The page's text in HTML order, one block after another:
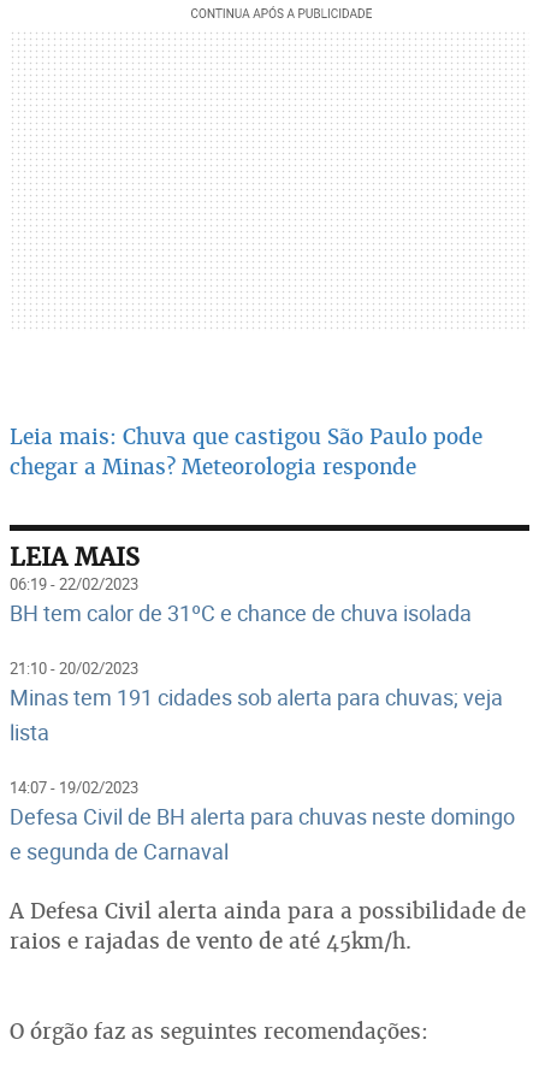
Leia mais: Chuva que castigou São Paulo pode
chegar a Minas? Meteorologia responde
LEIA MAIS
06:19 - 22/02/2023
BH tem calor de 31ºC e chance de chuva isolada
21:10 - 20/02/2023
Minas tem 191 cidades sob alerta para chuvas; veja
lista
14:07 - 19/02/2023
Defesa Civil de BH alerta para chuvas neste domingo
e segunda de Carnaval
A Defesa Civil alerta ainda para a possibilidade de
raios e rajadas de vento de até 45km/h.
O órgão faz as seguintes recomendações: